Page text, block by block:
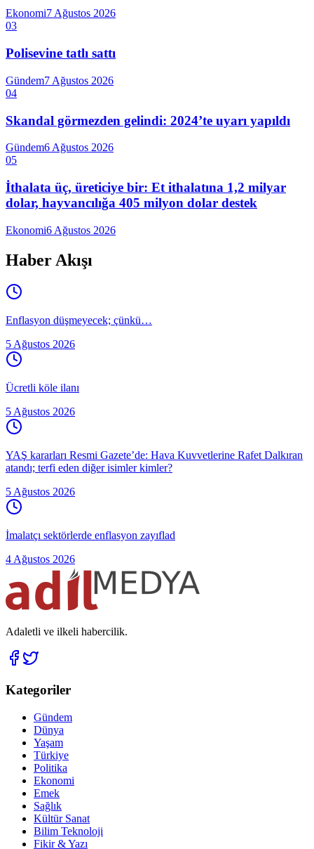
Ekonomi7 Ağustos 2026
03
Polisevine tatlı sattı
Gündem7 Ağustos 2026
04
Skandal görmezden gelindi: 2024’te uyarı yapıldı
Gündem6 Ağustos 2026
05
İthalata üç, üreticiye bir: Et ithalatına 1,2 milyar
dolar, hayvancılığa 405 milyon dolar destek
Ekonomi6 Ağustos 2026
Haber Akışı
Enflasyon düşmeyecek; çünkü…
5 Ağustos 2026
Ücretli köle ilanı
5 Ağustos 2026
YAŞ kararları Resmi Gazete’de: Hava Kuvvetlerine Rafet Dalkıran
atandı; terfi eden diğer isimler kimler?
5 Ağustos 2026
İmalatçı sektörlerde enflasyon zayıflad
4 Ağustos 2026
Adaletli ve ilkeli habercilik.
Kategoriler
Gündem
Dünya
Yaşam
Türkiye
Politika
Ekonomi
Emek
Sağlık
Kültür Sanat
Bilim Teknoloji
Fikir & Yazı